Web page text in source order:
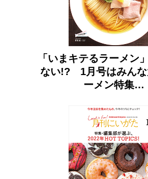
「いまキテるラーメン
ない!? 1月号はみんな
ーメン特集…